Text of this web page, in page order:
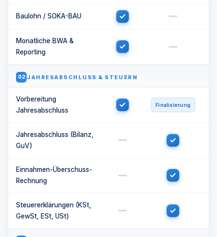
Baulohn / SOKA-BAU
Monatliche BWA &
Reporting
02 JAHRESABSCHLUSS & STEUERN
Vorbereitung
Jahresabschluss
Finalisierung
Jahresabschluss (Bilanz,
GuV)
Einnahmen-Überschuss-
Rechnung
Steuererklärungen (KSt,
GewSt, ESt, USt)